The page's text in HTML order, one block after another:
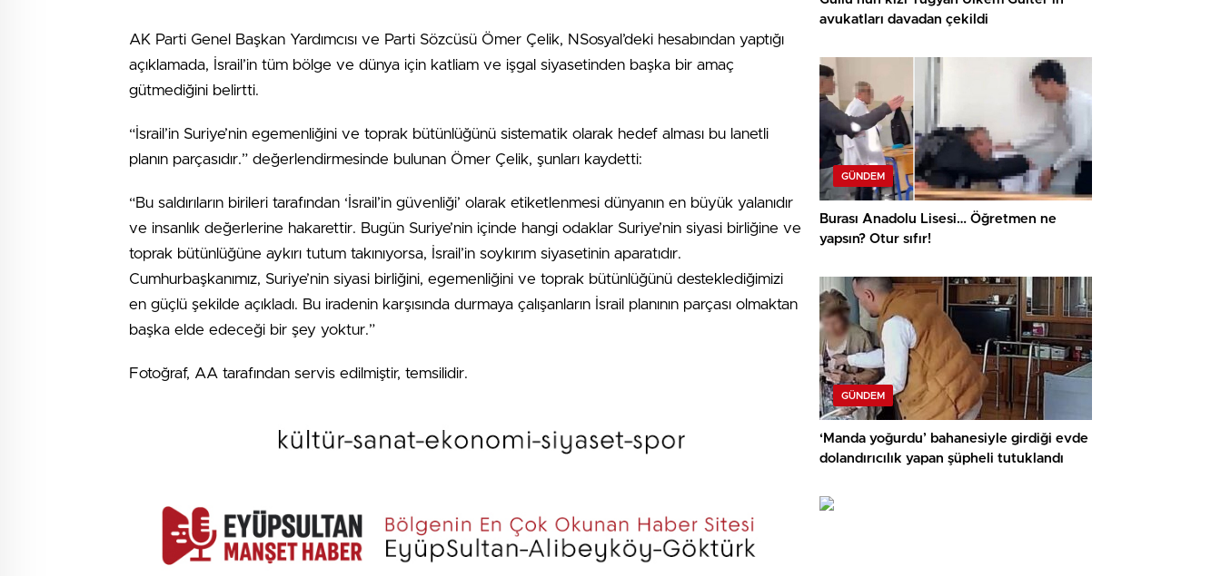
AK Parti Genel Başkan Yardımcısı ve Parti Sözcüsü Ömer Çelik, NSosyal’deki hesabından yaptığı
açıklamada, İsrail’in tüm bölge ve dünya için katliam ve işgal siyasetinden başka bir amaç
gütmediğini belirtti.
“İsrail’in Suriye’nin egemenliğini ve toprak bütünlüğünü sistematik olarak hedef alması bu lanetli
planın parçasıdır.” değerlendirmesinde bulunan Ömer Çelik, şunları kaydetti:
“Bu saldırıların birileri tarafından ‘İsrail’in güvenliği’ olarak etiketlenmesi dünyanın en büyük yalanıdır
ve insanlık değerlerine hakarettir. Bugün Suriye’nin içinde hangi odaklar Suriye’nin siyasi birliğine ve
toprak bütünlüğüne aykırı tutum takınıyorsa, İsrail’in soykırım siyasetinin aparatıdır.
Cumhurbaşkanımız, Suriye’nin siyasi birliğini, egemenliğini ve toprak bütünlüğünü desteklediğimizi
en güçlü şekilde açıkladı. Bu iradenin karşısında durmaya çalışanların İsrail planının parçası olmaktan
başka elde edeceği bir şey yoktur.”
Fotoğraf, AA tarafından servis edilmiştir, temsilidir.
avukatları davadan çekildi
GÜNDEM
Burası Anadolu Lisesi… Öğretmen ne
yapsın? Otur sıfır!
GÜNDEM
‘Manda yoğurdu’ bahanesiyle girdiği evde
dolandırıcılık yapan şüpheli tutuklandı